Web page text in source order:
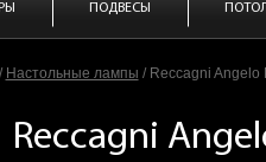
ПОДВЕСЫ
Настольные лампы / Reccagni Angelo
Reccagni